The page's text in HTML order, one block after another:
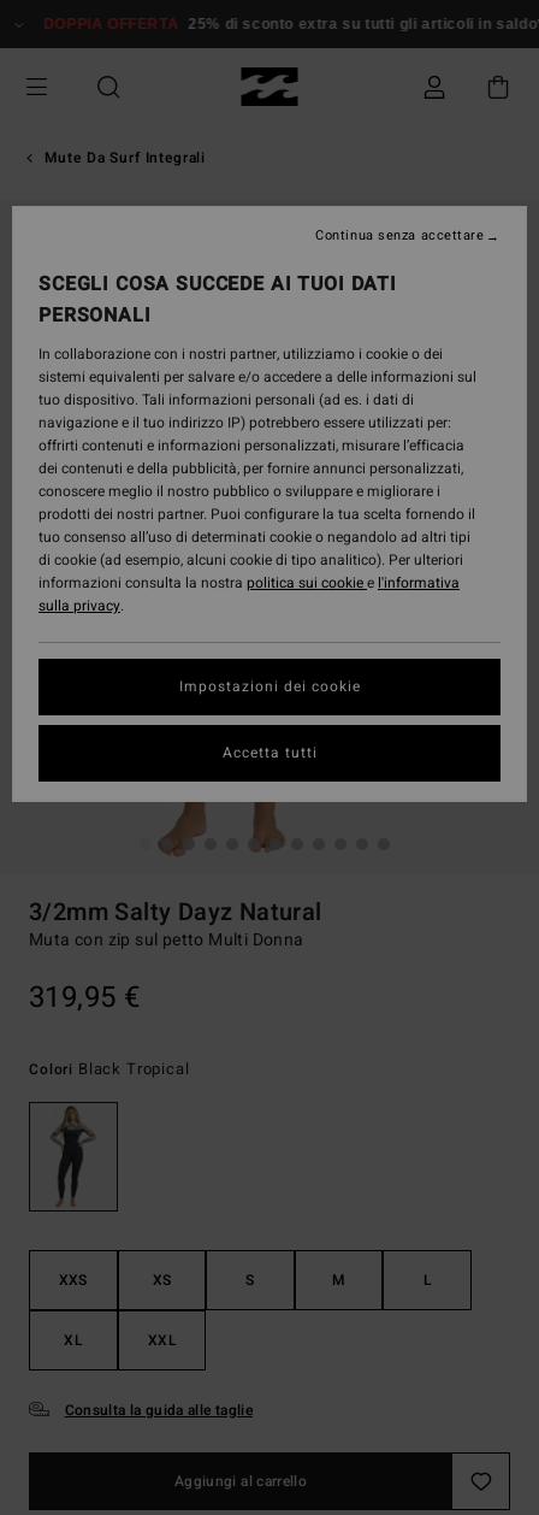
alle
prodotto
DOPPIA OFFERTA 25% di sconto extra su tutti gli articoli in saldo*
Mute Da Surf Integrali
3/2mm Salty Dayz Natural
Muta con zip sul petto Multi Donna
319,95 €
Colori Black Tropical
XXS XS S M L
XL XXL
Consulta la guida alle taglie
Aggiungi al carrello
SCEGLI COSA SUCCEDE AI TUOI DATI
PERSONALI
In collaborazione con i nostri partner, utilizziamo i cookie o dei
sistemi equivalenti per salvare e/o accedere a delle informazioni sul
tuo dispositivo. Tali informazioni personali (ad es. i dati di
navigazione e il tuo indirizzo IP) potrebbero essere utilizzati per:
offrirti contenuti e informazioni personalizzati, misurare l’efficacia
dei contenuti e della pubblicità, per fornire annunci personalizzati,
conoscere meglio il nostro pubblico o sviluppare e migliorare i
prodotti dei nostri partner. Puoi configurare la tua scelta fornendo il
tuo consenso all’uso di determinati cookie o negandolo ad altri tipi
di cookie (ad esempio, alcuni cookie di tipo analitico). Per ulteriori
informazioni consulta la nostra politica sui cookiee l'informativa
sulla privacy.
Impostazioni dei cookie
Continua senza accettare
Accetta tutti